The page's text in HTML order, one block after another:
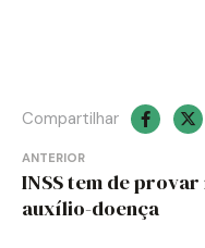
Compartilhar
Navegação
de
ANTERIOR
INSS tem de
auxílio-doença